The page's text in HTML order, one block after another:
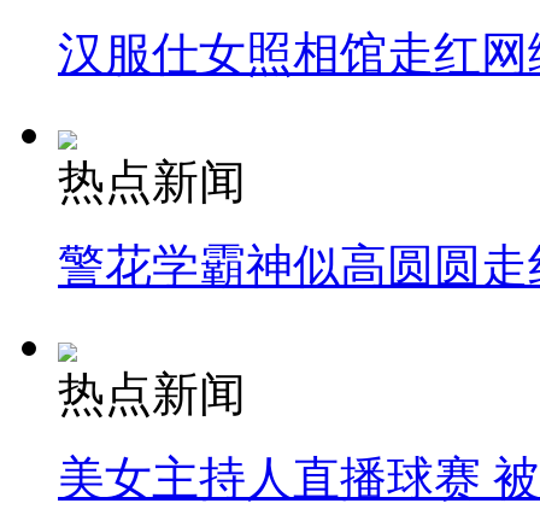
汉服仕女照相馆走红网
热点新闻
警花学霸神似高圆圆走
热点新闻
美女主持人直播球赛